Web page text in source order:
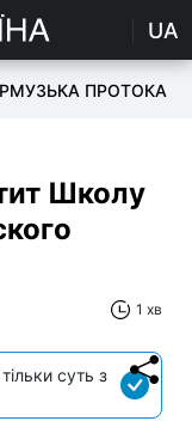
UA
ПРОТОКА
Школу
1 хв
суть з